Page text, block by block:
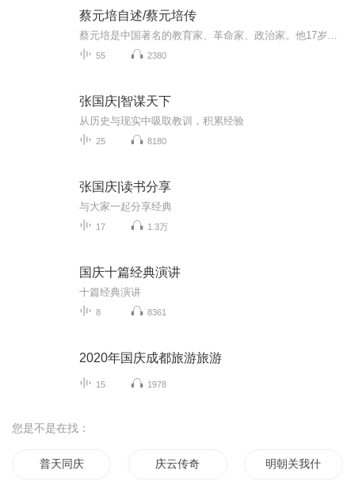
蔡元培自述/蔡元培传
55 2380
张国庆|智谋天下
从历史与现实中吸取教训，积累经验
25 8180
张国庆|读书分享
与大家一起分享经典
17 1.3万
国庆十篇经典演讲
十篇经典演讲
8 8361
2020年国庆成都旅游旅游
15 1978
您是不是在找：
普天同庆 庆云传奇 明朝关我什么事儿